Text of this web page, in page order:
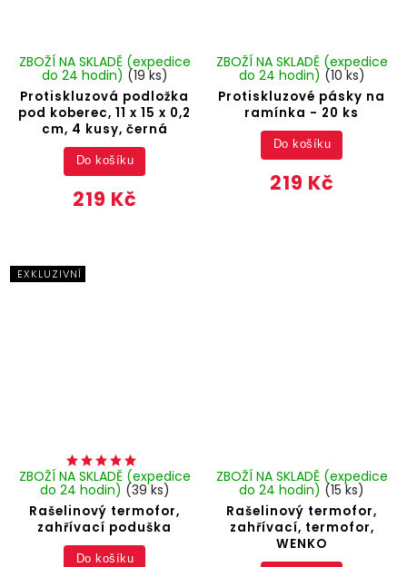
Protiskluzová podložka
pod koberec, 11 x 15 x 0,2
cm, 4 kusy, černá
ZBOŽÍ NA SKLADĚ (expedice
do 24 hodin) (19 ks)
219 Kč
Do košíku
Protiskluzové pásky na
ramínka - 20 ks
ZBOŽÍ NA SKLADĚ (expedice
do 24 hodin) (10 ks)
219 Kč
Do košíku
EXKLUZIVNÍ
Rašelinový termofor,
zahřívací poduška
ZBOŽÍ NA SKLADĚ (expedice
do 24 hodin) (39 ks)
Do košíku
Rašelinový termofor,
zahřívací, termofor,
WENKO
ZBOŽÍ NA SKLADĚ (expedice
do 24 hodin) (15 ks)